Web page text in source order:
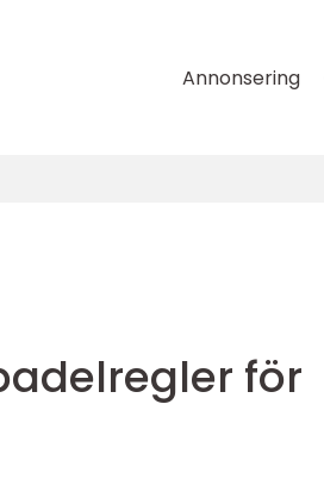
Annonsering
för